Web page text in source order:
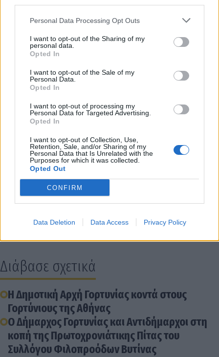
Personal Data Processing Opt Outs
I want to opt-out of the Sharing of my
personal data.
Opted In
I want to opt-out of the Sale of my
Personal Data.
Opted In
I want to opt-out of processing my
Personal Data for Targeted Advertising.
Opted In
I want to opt-out of Collection, Use,
Retention, Sale, and/or Sharing of my
Personal Data that Is Unrelated with the
Purposes for which it was collected.
Opted Out
CONFIRM
Data Deletion Data Access Privacy Policy
Παραλογγών.
10.Αίτημα του Πανελλήνιου Συνδέσμου Αθλητικού
11.Υλοτομήσεις δένδρων στις Δημοτικές
Κοινότητες του Δήμου Γορτυνίας.
Εκ του Δήμου Γορτυνίας
Διάβασε σχετικά
Η Δημοτική Αρχή Γορτυνίας κοντά στους
Γορτύνιους της Αθήνας
O Δήμαρχος Γορτυνίας και Αντιδήμαρχοι στη
κοπή της Πρωτοχρονιάτικης Πίτας του
Συλλόγου Φιλοπροόδων Βυτίνας